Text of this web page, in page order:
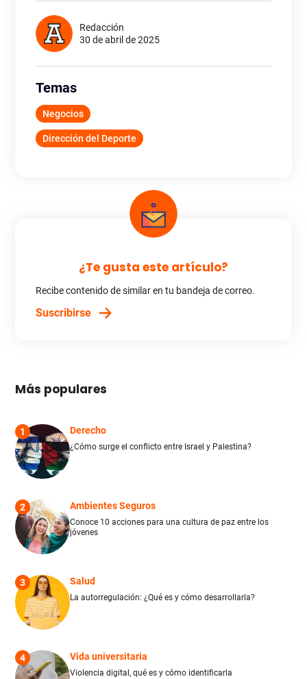
Redacción
30 de abril de 2025
Temas
Negocios
Dirección del Deporte
¿Te gusta este artículo?
Recibe contenido de similar en tu bandeja de correo.
Suscribirse
Más populares
1 Derecho
¿Cómo surge el conflicto entre Israel y Palestina?
2 Ambientes Seguros
Conoce 10 acciones para una cultura de paz entre los
jóvenes
3 Salud
La autorregulación: ¿Qué es y cómo desarrollarla?
4 Vida universitaria
Violencia digital, qué es y cómo identificarla